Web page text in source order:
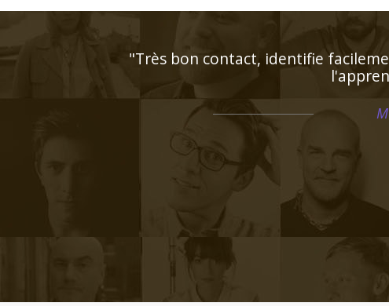
"Respect des horaires et maîtrise
attentif aux
"Professeur consciencieux,